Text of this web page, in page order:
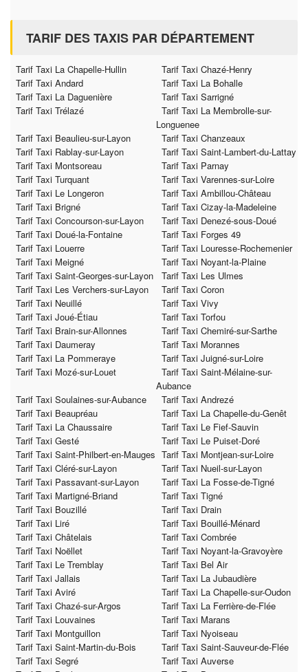
TARIF DES TAXIS PAR DÉPARTEMENT
Tarif Taxi La Chapelle-Hullin
Tarif Taxi Chazé-Henry
Tarif Taxi Andard
Tarif Taxi La Bohalle
Tarif Taxi La Daguenière
Tarif Taxi Sarrigné
Tarif Taxi Trélazé
Tarif Taxi La Membrolle-sur-
Longuenee
Tarif Taxi Beaulieu-sur-Layon
Tarif Taxi Chanzeaux
Tarif Taxi Rablay-sur-Layon
Tarif Taxi Saint-Lambert-du-Lattay
Tarif Taxi Montsoreau
Tarif Taxi Parnay
Tarif Taxi Turquant
Tarif Taxi Varennes-sur-Loire
Tarif Taxi Le Longeron
Tarif Taxi Ambillou-Château
Tarif Taxi Brigné
Tarif Taxi Cizay-la-Madeleine
Tarif Taxi Concourson-sur-Layon
Tarif Taxi Denezé-sous-Doué
Tarif Taxi Doué-la-Fontaine
Tarif Taxi Forges 49
Tarif Taxi Louerre
Tarif Taxi Louresse-Rochemenier
Tarif Taxi Meigné
Tarif Taxi Noyant-la-Plaine
Tarif Taxi Saint-Georges-sur-Layon
Tarif Taxi Les Ulmes
Tarif Taxi Les Verchers-sur-Layon
Tarif Taxi Coron
Tarif Taxi Neuillé
Tarif Taxi Vivy
Tarif Taxi Joué-Étiau
Tarif Taxi Torfou
Tarif Taxi Brain-sur-Allonnes
Tarif Taxi Chemiré-sur-Sarthe
Tarif Taxi Daumeray
Tarif Taxi Morannes
Tarif Taxi La Pommeraye
Tarif Taxi Juigné-sur-Loire
Tarif Taxi Mozé-sur-Louet
Tarif Taxi Saint-Mélaine-sur-
Aubance
Tarif Taxi Soulaines-sur-Aubance
Tarif Taxi Andrezé
Tarif Taxi Beaupréau
Tarif Taxi La Chapelle-du-Genêt
Tarif Taxi La Chaussaire
Tarif Taxi Le Fief-Sauvin
Tarif Taxi Gesté
Tarif Taxi Le Puiset-Doré
Tarif Taxi Saint-Philbert-en-Mauges Tarif Taxi Montjean-sur-Loire
Tarif Taxi Cléré-sur-Layon
Tarif Taxi Nueil-sur-Layon
Tarif Taxi Passavant-sur-Layon
Tarif Taxi La Fosse-de-Tigné
Tarif Taxi Martigné-Briand
Tarif Taxi Tigné
Tarif Taxi Bouzillé
Tarif Taxi Drain
Tarif Taxi Liré
Tarif Taxi Bouillé-Ménard
Tarif Taxi Châtelais
Tarif Taxi Combrée
Tarif Taxi Noëllet
Tarif Taxi Noyant-la-Gravoyère
Tarif Taxi Le Tremblay
Tarif Taxi Bel Air
Tarif Taxi Jallais
Tarif Taxi La Jubaudière
Tarif Taxi Aviré
Tarif Taxi La Chapelle-sur-Oudon
Tarif Taxi Chazé-sur-Argos
Tarif Taxi La Ferrière-de-Flée
Tarif Taxi Louvaines
Tarif Taxi Marans
Tarif Taxi Montguillon
Tarif Taxi Nyoiseau
Tarif Taxi Saint-Martin-du-Bois
Tarif Taxi Saint-Sauveur-de-Flée
Tarif Taxi Segré
Tarif Taxi Auverse